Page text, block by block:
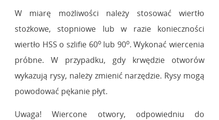
W miarę możliwości należy stosować wiertło
stożkowe, stopniowe lub w razie konieczności
wiertło HSS o szlifie 60olub 90o. Wykonać wiercenia
próbne. W przypadku, gdy krwędzie otworów
wykazują rysy, należy zmienić narzędzie. Rysy mogą
powodować pękanie płyt.
Uwaga! Wiercone otwory, odpowiedniu do